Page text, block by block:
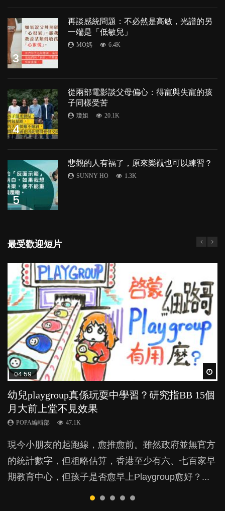
3
再談感統問題：不必然是高敏，光譜的另
一端是「低敏兒」
MO媽 6.4K
4
從兩部電影談父母偏心：得寵與失寵的孩
子同樣受苦
瓊姐 20.1K
5
悲觀的人有福了，原來樂觀也可以練習？
SUNNY HO 1.3K
最受歡迎短片
04:59
幼兒playgroup真係玩耍中學習？研究指BB 15個
月大前上堂不見效果
POPA編輯部 47.1K
現今小朋友的起跑線，愈推愈前。雖然政府並無官方
的統計數字，但粗略估算，香港至少有六、七百家早
期教育中心，但孩子是否愈早上Playgroup愈好？...
03:39
幼稚園遊戲課 如何刺激幼兒自發學習取代獎勵
與懲罰？
POPA編輯部 33.1K
由美國學者所創的 tools of the mind 課程，學生以遊
戲方式學習，學術能力和自制能力亦明顯比其他小朋
友優勝，到底這課程有何特別之處？...
03:02
老公患產後憂鬱症對BB的影響
POPA編輯部 15.9K
鬱，影響日常生活，嚴重的甚至會有自殺，或傷害小
朋友的念頭。但為何爸爸患上產後抑鬱往往難以察
覺？...
04:06
全職好？在職好？｜全職媽媽與在職媽媽的壓
力與價值
POPA編輯部 25.8K
許多媽媽心底可能都有一刻掙扎過：究竟全職好，還
是在職好。雖說每個家庭都有自己的獨特狀況和考慮
因素，但原來全職和在職媽媽所養育的子女其實都各
03:41
BB口腔期乜都放入口，父母該制止還是放手？
POPA編輯部 25.5K
成吮手指的習慣，大個就很難戒，但原來一刀切阻止
他們放東西入口，隨時會影響孩子的身心發展？...